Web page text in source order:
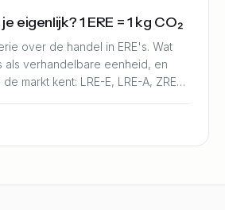
eigenlijk? 1 ERE = 1 kg CO₂
over de handel in ERE's. Wat
als verhandelbare eenheid, en
markt kent: LRE-E, LRE-A, ZRE